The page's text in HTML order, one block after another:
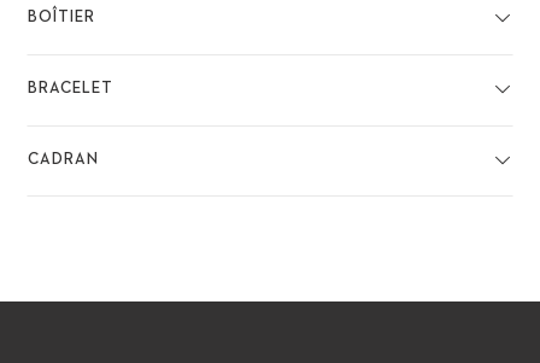
BOÎTIER
BRACELET
CADRAN